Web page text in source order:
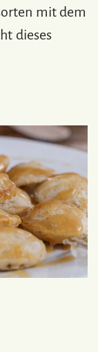
mit dem
dieses